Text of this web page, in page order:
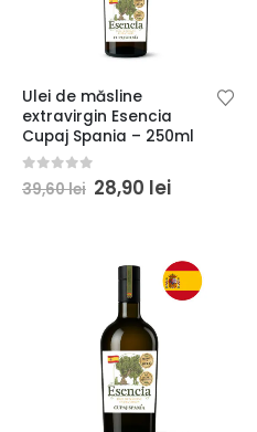
Ulei de măsline
extravirgin Esencia
Cupaj Spania – 250ml
39,60lei Prețul
inițial
39,60 lei.
28,90 leiPrețul